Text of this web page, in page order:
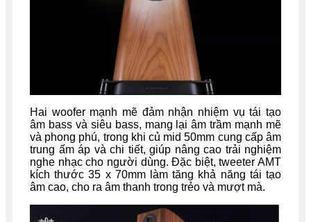
Hai woofer mạnh mẽ đảm nhận nhiệm vụ tái tạo
âm bass và siêu bass, mang lại âm trầm mạnh mẽ
và phong phú, trong khi củ mid 50mm cung cấp âm
trung ấm áp và chi tiết, giúp nâng cao trải nghiệm
nghe nhạc cho người dùng. Đặc biệt, tweeter AMT
kích thước 35 x 70mm làm tăng khả năng tái tạo
âm cao, cho ra âm thanh trong trẻo và mượt mà.